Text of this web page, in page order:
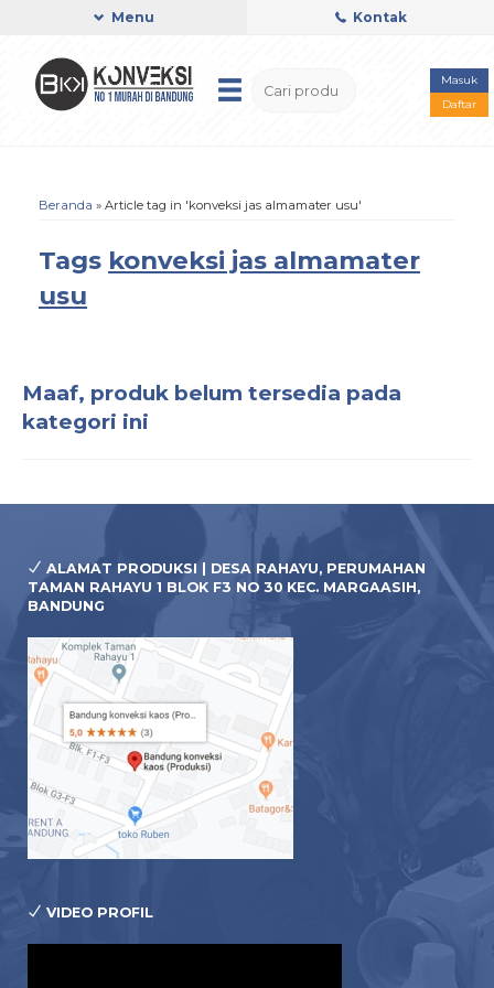
Menu Kontak
Masuk
Daftar
Beranda » Article tag in 'konveksi jas almamater usu'
Tags konveksi jas almamater
usu
Maaf, produk belum tersedia pada
kategori ini
ALAMAT PRODUKSI | DESA RAHAYU, PERUMAHAN
TAMAN RAHAYU 1 BLOK F3 NO 30 KEC. MARGAASIH,
BANDUNG
VIDEO PROFIL